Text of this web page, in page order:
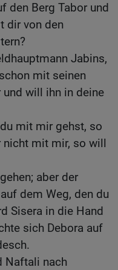
den Berg Tabor und
dir von den
Jabins,
mit seinen
will ihn in deine
mit mir gehst, so
nicht mit mir, so will
aber der
dem Weg, den du
Sisera in die Hand
sich Debora auf
Naftali nach